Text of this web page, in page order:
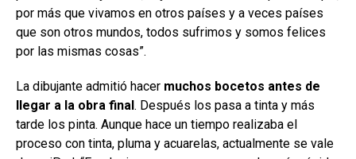
por más que vivamos en otros países y a veces países
que son otros mundos, todos sufrimos y somos felices
por las mismas cosas”.
La dibujante admitió hacer muchos bocetos antes de
llegar a la obra final. Después los pasa a tinta y más
tarde los pinta. Aunque hace un tiempo realizaba el
proceso con tinta, pluma y acuarelas, actualmente se vale